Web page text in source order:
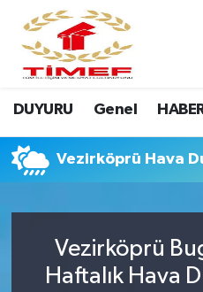
DUYURU Genel
Vezirköprü Hava
Vezirköprü
Haftalık Hava
Anasayfa Kutu
Anasayfa Manşet
Canlı Yayın
Erasmus
Nöbetçi Eczaneler
Hava Durumu
Namaz Vakitleri
Süper Lig Puan